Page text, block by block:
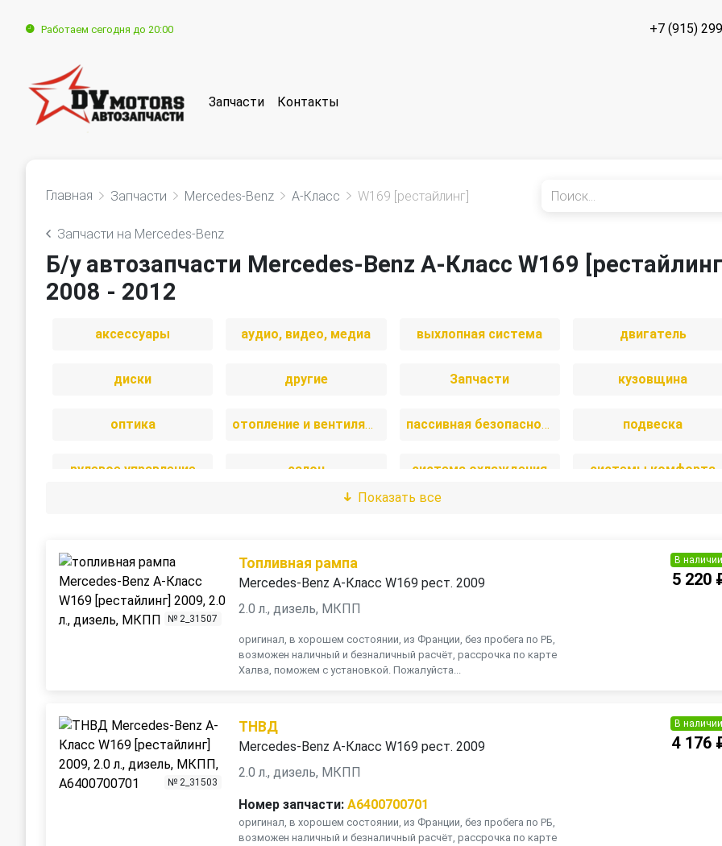
Работаем сегодня до 20:00 +7 (915)
Запчасти Контакты
Главная Запчасти Mercedes-Benz A-Класс W169 [рестайлинг]
Запчасти на Mercedes-Benz
Б/у автозапчасти Mercedes-Benz A-Класс W169
2008 - 2012
аксессуары аудио, видео, медиа выхлопная система двигатель
диски другие Запчасти кузовщина
оптика отопление и вентиляция пассивная безопасность подвеска
рулевое управление салон система охлаждения системы комфорта
трансмиссия электрика
Показать все
№ 2_31507
Топливная рампа
Mercedes-Benz A-Класс W169 рест. 2009
2.0 л., дизель, МКПП
оригинал, в хорошем состоянии, из Франции, без пробега по РБ,
возможен наличный и безналичный расчёт, рассрочка по карте
Халва, поможем с установкой. Пожалуйста...
В наличии
5 220
№ 2_31503
ТНВД
Mercedes-Benz A-Класс W169 рест. 2009
2.0 л., дизель, МКПП
Номер запчасти: A6400700701
оригинал, в хорошем состоянии, из Франции, без пробега по РБ,
возможен наличный и безналичный расчёт, рассрочка по карте
В наличии
4 176